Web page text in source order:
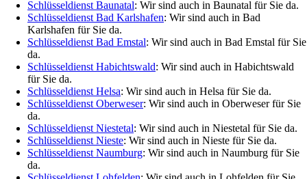
Schlüsseldienst Baunatal: Wir sind auch in Baunatal für Sie da.
Schlüsseldienst Bad Karlshafen: Wir sind auch in Bad
Karlshafen für Sie da.
Schlüsseldienst Bad Emstal: Wir sind auch in Bad Emstal für Sie
da.
Schlüsseldienst Habichtswald: Wir sind auch in Habichtswald
für Sie da.
Schlüsseldienst Helsa: Wir sind auch in Helsa für Sie da.
Schlüsseldienst Oberweser: Wir sind auch in Oberweser für Sie
da.
Schlüsseldienst Niestetal: Wir sind auch in Niestetal für Sie da.
Schlüsseldienst Nieste: Wir sind auch in Nieste für Sie da.
Schlüsseldienst Naumburg: Wir sind auch in Naumburg für Sie
da.